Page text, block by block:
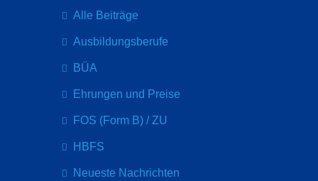
Alle Beiträge
Ausbildungsberufe
BÜA
Ehrungen und Preise
FOS (Form B) / ZU
HBFS
Neueste Nachrichten